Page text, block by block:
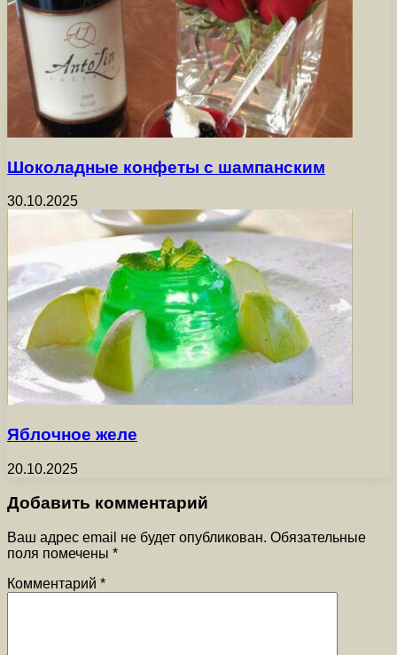
Шоколадные конфеты с шампанским
30.10.2025
Яблочное желе
20.10.2025
Добавить комментарий
Ваш адрес email не будет опубликован. Обязательные
поля помечены *
Комментарий *